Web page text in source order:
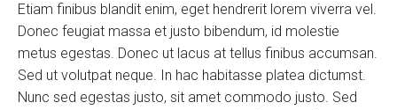
Etiam finibus blandit enim, eget hendrerit lorem viverra vel.
Donec feugiat massa et justo bibendum, id molestie
metus egestas. Donec ut lacus at tellus finibus accumsan.
Sed ut volutpat neque. In hac habitasse platea dictumst.
Nunc sed egestas justo, sit amet commodo justo. Sed